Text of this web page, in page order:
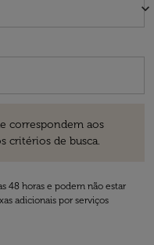
keyboard_arrow_down
correspondem aos
critérios de busca.
48 horas e podem não estar
adicionais por serviços